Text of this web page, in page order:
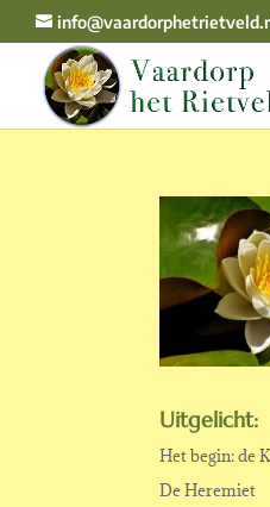
Uitgelicht:
Het begin: de
De Heremiet